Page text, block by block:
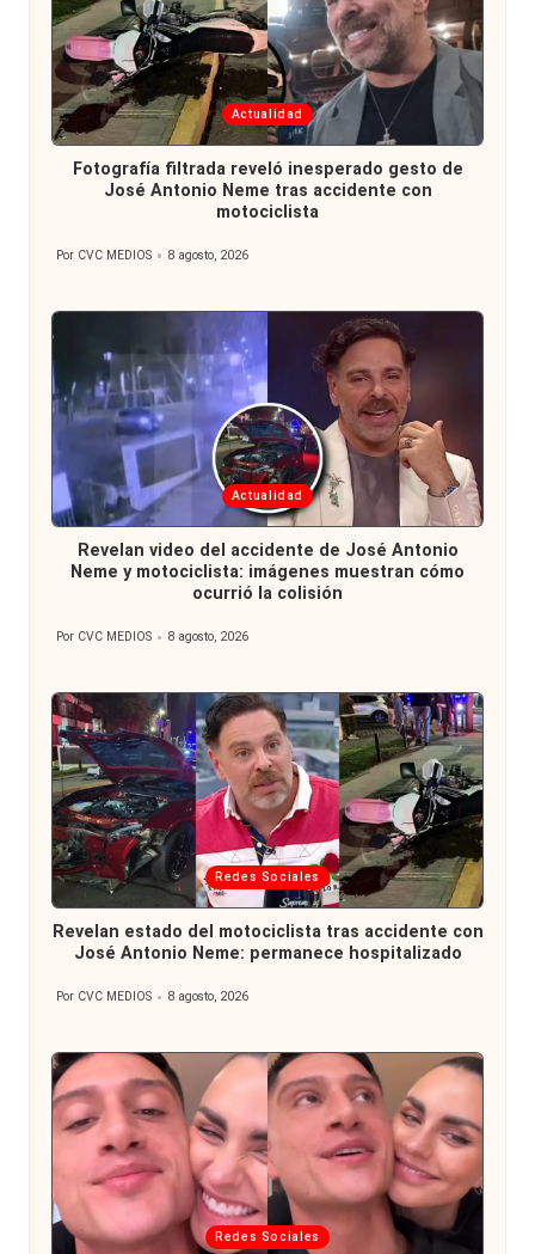
Publicada
en
Actualidad
Fotografía filtrada reveló inesperado gesto de
José Antonio Neme tras accidente con
motociclista
Publicado
Por CVC MEDIOS 8 agosto, 2026
Publicada
en
Actualidad
Revelan video del accidente de José Antonio
Neme y motociclista: imágenes muestran cómo
ocurrió la colisión
Publicado
Por CVC MEDIOS 8 agosto, 2026
Publicada
en
Redes Sociales
Revelan estado del motociclista tras accidente con
José Antonio Neme: permanece hospitalizado
Por CVC MEDIOS 8 agosto, 2026
Publicada
Redes Sociales